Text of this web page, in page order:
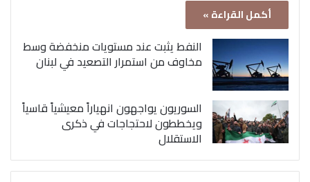
أكمل القراءة »
النفط يثبت عند مستويات منخفضة وسط
مخاوف من استمرار التصعيد في لبنان
السوريون يواجهون انهياراً معيشياً قاسياً
ويخططون لاحتجاجات في ذكرى
الاستقلال